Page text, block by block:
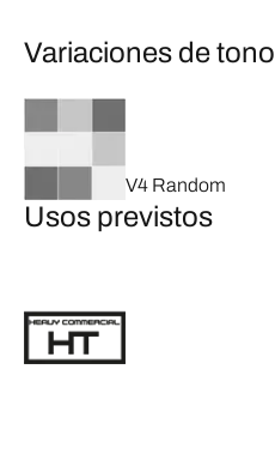
Variaciones de tono
V4 Random
Usos previstos